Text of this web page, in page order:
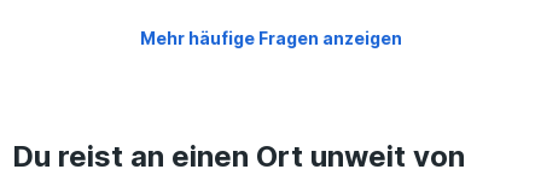
Mehr häufige Fragen anzeigen
Du reist an einen Ort unweit von